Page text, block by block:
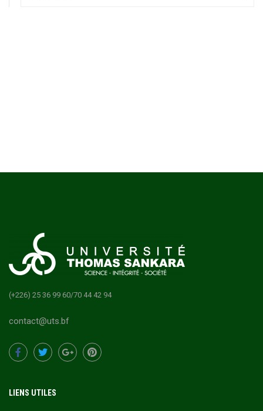
(+226) 25 36 99 60/70 44 42 94
contact@uts.bf
LIENS UTILES